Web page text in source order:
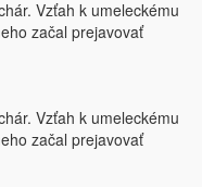
Vzťah k umeleckému
začal prejavovať
Vzťah k umeleckému
začal prejavovať